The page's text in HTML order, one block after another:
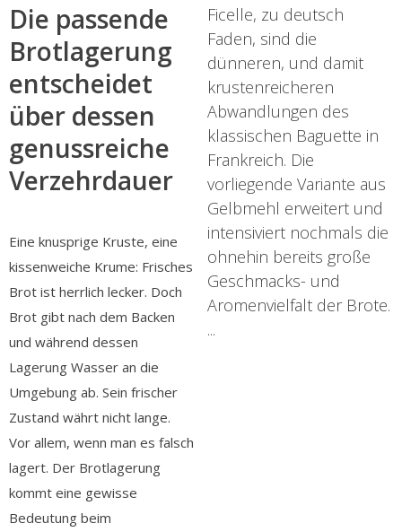
Die passende
Brotlagerung
entscheidet
über dessen
genussreiche
Verzehrdauer
Eine knusprige Kruste, eine
kissenweiche Krume: Frisches
Brot ist herrlich lecker. Doch
Brot gibt nach dem Backen
und während dessen
Lagerung Wasser an die
Umgebung ab. Sein frischer
Zustand währt nicht lange.
Vor allem, wenn man es falsch
lagert. Der Brotlagerung
kommt eine gewisse
Bedeutung beim
Ficelle, zu deutsch
Faden, sind die
dünneren, und damit
krustenreicheren
Abwandlungen des
klassischen Baguette in
Frankreich. Die
vorliegende Variante aus
Gelbmehl erweitert und
intensiviert nochmals die
ohnehin bereits große
Geschmacks- und
Aromenvielfalt der Brote.
...